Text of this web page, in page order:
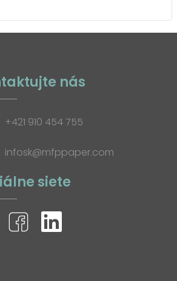
nás
+421 910 454 755
infosk@mfppaper.com
siete